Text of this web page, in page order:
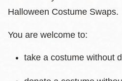
Halloween Costume Swaps.
You are welcome to:
take a costume without